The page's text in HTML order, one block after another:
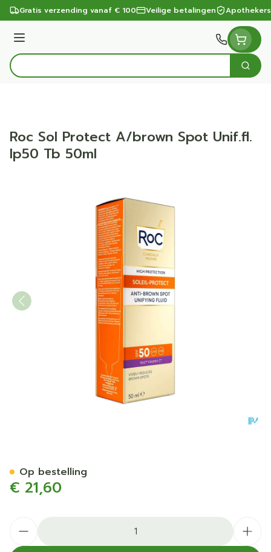
Ga naar de inhoud
Gratis verzending vanaf € 100 Veilige betalingen
Menu
Product, merk, categorie...
Zoek
Roc Sol Protect A/brown Spot Unif.fl.
Ip50 Tb 50ml
€ 21,60
Op bestelling